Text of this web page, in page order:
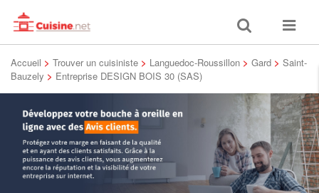
Toggle
search
Toggle
Accueil > Trouver un cuisiniste > Languedoc-Roussillon > Gard > Saint-
Bauzely > Entreprise DESIGN BOIS 30 (SAS)